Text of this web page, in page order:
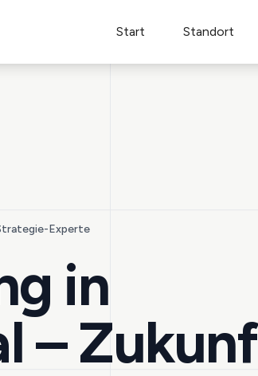
Start Standort
Experte
in
–